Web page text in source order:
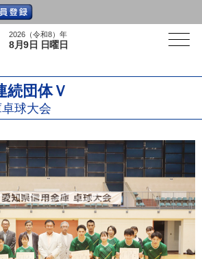
2026（令和8）年
8月9日 日曜日
続団体Ｖ
球大会